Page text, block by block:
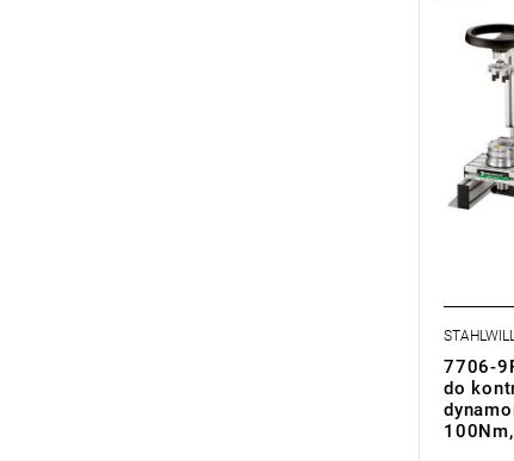
7706-
do